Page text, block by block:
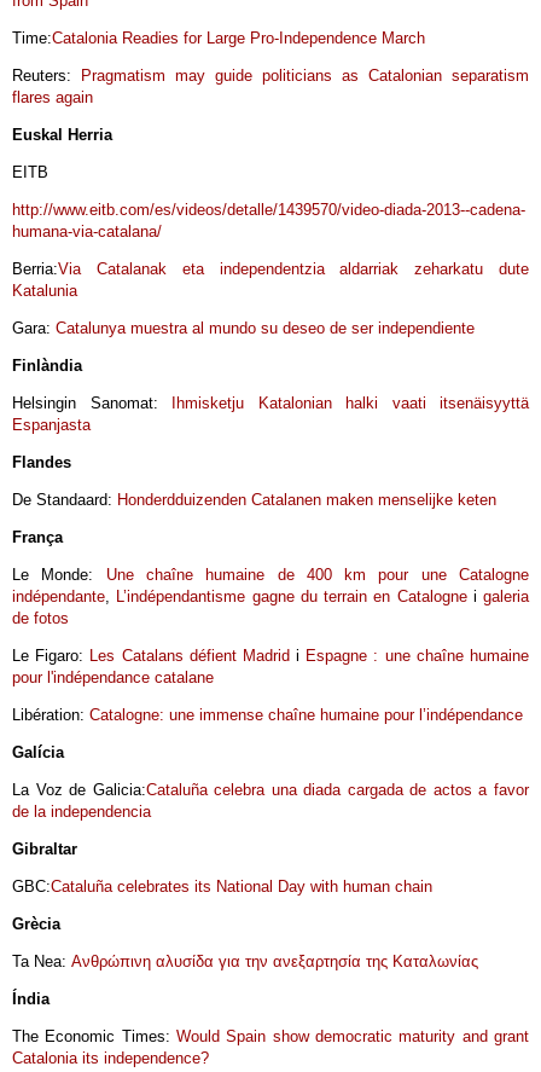
Time:Catalonia Readies for Large Pro-Independence March
Reuters:
Pragmatism may guide politicians as Catalonian separatism
flares again
Euskal Herria
EITB
http://www.eitb.com/es/videos/detalle/1439570/video-diada-2013--cadena-
humana-via-catalana/
Berria:Via Catalanak eta independentzia aldarriak zeharkatu dute
Katalunia
Gara: Catalunya muestra al mundo su deseo de ser independiente
Finlàndia
Helsingin Sanomat:
Ihmisketju Katalonian halki vaati itsenäisyyttä
Espanjasta
Flandes
De Standaard: Honderdduizenden Catalanen maken menselijke keten
França
Le Monde: Une chaîne humaine de 400 km pour une Catalogne
indépendante, L’indépendantisme gagne du terrain en Catalognei galeria
de fotos
Le Figaro: Les Catalans défient Madrid i Espagne : une chaîne humaine
pour l'indépendance catalane
Libération: Catalogne: une immense chaîne humaine pour l’indépendance
Galícia
La Voz de Galicia:Cataluña celebra una diada cargada de actos a favor
de la independencia
Gibraltar
GBC:Cataluña celebrates its National Day with human chain
Grècia
Ta Nea: Ανθρώπινη αλυσίδα για την ανεξαρτησία της Καταλωνίας
Índia
The Economic Times: Would Spain show democratic maturity and grant
Catalonia its independence?